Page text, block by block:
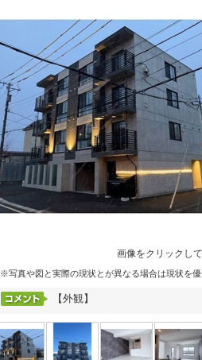
画像をクリックし
※写真や図と実際の現状とが異なる場合は現状を優
【外観】